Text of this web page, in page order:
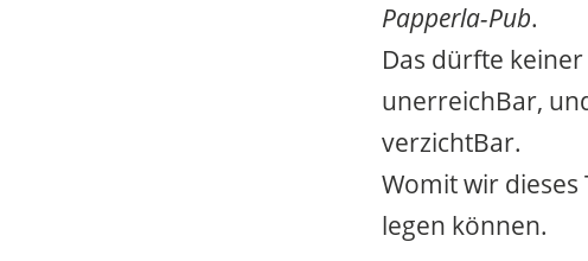
Papperla-Pub.
Das dürfte
unerreichBar,
verzichtBar.
Womit wir dieses
legen können.